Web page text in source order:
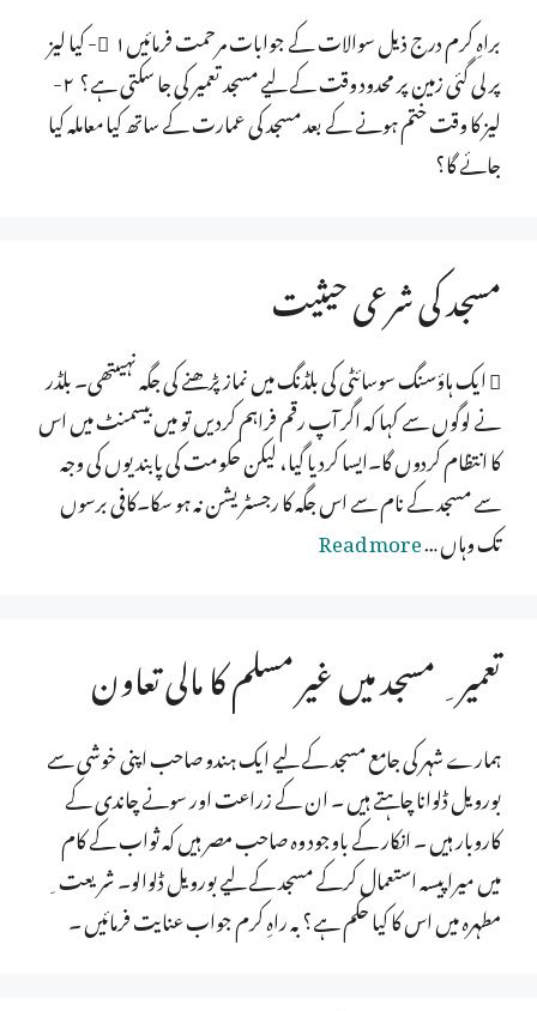
براہِ کرم درج ذیل سوالات کے جوابات مرحمت فرمائیں ۱- کیا لیز
پر لی گئی زمین پر محدود وقت کے لیے مسجد تعمیر کی جا سکتی ہے؟ ۲-
لیز کا وقت ختم ہونے کے بعد مسجد کی عمارت کے ساتھ کیا معاملہ کیا
جائے گا؟
مسجد کی شرعی حیثیت
 ایک ہاؤسنگ سوسائٹی کی بلڈنگ میں نماز پڑھنے کی جگہ نہیںتھی۔ بلڈر
نے لوگوں سے کہا کہ اگر آپ رقم فراہم کردیں تو میں بیسمنٹ میں اس
کا انتظام کردوں گا۔ایسا کردیا گیا، لیکن حکومت کی پابندیوں کی وجہ
سے مسجد کے نام سے اس جگہ کا رجسٹریشن نہ ہو سکا۔کافی برسوں
تک وہاں …Read more
تعمیر ِ مسجد میں غیر مسلم کا مالی تعاون
ہمارے شہر کی جامع مسجد کے لیے ایک ہندو صاحب اپنی خوشی سے
بورویل ڈلوانا چاہتے ہیں ۔ ان کے زراعت اور سونے چاندی کے
کاروبار ہیں ۔ انکار کے باوجود وہ صاحب مصر ہیں کہ ثواب کے کام
میں میرا پیسہ استعمال کرکے مسجد کے لیے بورویل ڈلوالو۔ شریعت ِ
مطہرہ میں اس کا کیا حکم ہے؟ بہ راہِ کرم جواب عنایت فرمائیں ۔